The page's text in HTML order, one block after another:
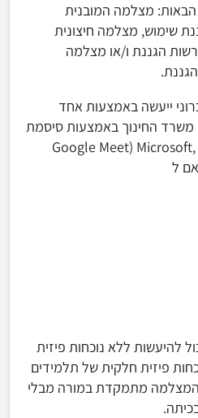
מצלמה המובנית
שימוש, מצלמה חיצונית
הגננת ו/או מצלמה
ייעשה באמצעות אחד
משרד החינוך באמצעות סיסמת
הזדהות אחידה בלבד ,Google Meet) Microsoft
להיעשות ללא נוכחות פיזית
פיזית חלקית של תלמידים
מתמקדת במורה מבלי